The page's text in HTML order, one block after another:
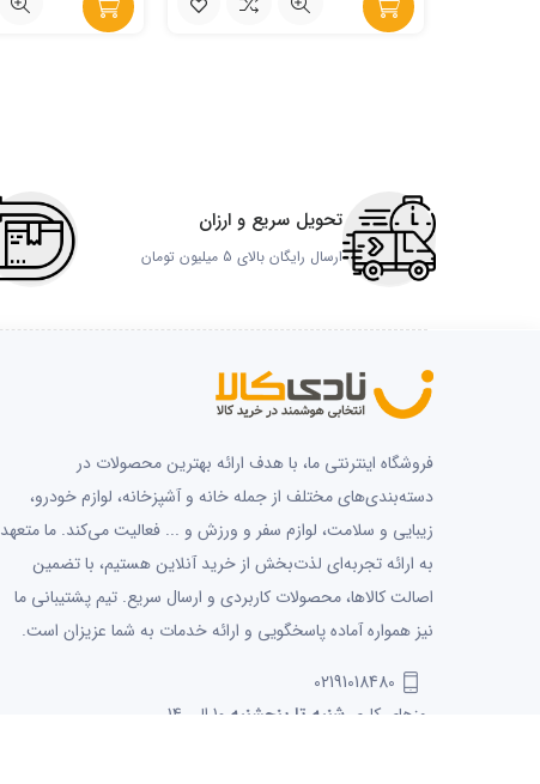
تحویل سریع و ارزان
ارسال رایگان بالای 5 میلیون تومان
فروشگاه اینترنتی ما، با هدف ارائه بهترین محصولات در
دسته‌بندی‌های مختلف از جمله خانه و آشپزخانه، لوازم خودرو،
زیبایی و سلامت، لوازم سفر و ورزش و ... فعالیت می‌کند. ما متعهد
به ارائه تجربه‌ای لذت‌بخش از خرید آنلاین هستیم، با تضمین
اصالت کالاها، محصولات کاربردی و ارسال سریع. تیم پشتیبانی ما
نیز همواره آماده پاسخگویی و ارائه خدمات به شما عزیزان است.
02191018480
روزهای کاریشنبه تا پنجشنبه